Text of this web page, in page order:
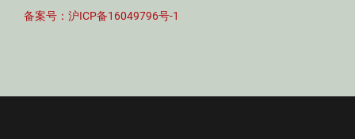
备案号：沪ICP备16049796号-1